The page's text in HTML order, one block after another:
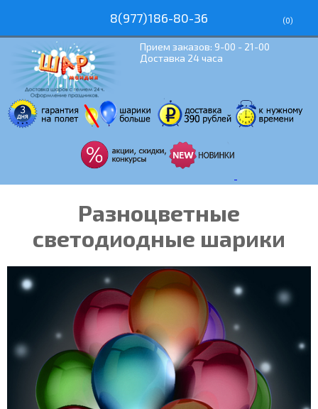
8(977)186-80-36 (0)
Прием заказов: 9-00 - 21-00
Доставка 24 часа
Разноцветные
светодиодные шарики